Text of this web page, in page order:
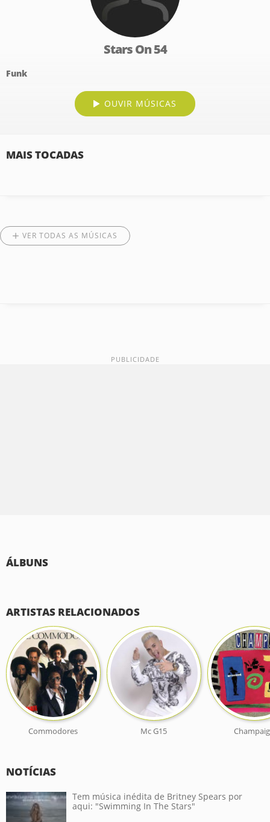
Stars On 54
Funk
OUVIR MÚSICAS
MAIS TOCADAS
VER TODAS AS MÚSICAS
ÁLBUNS
ARTISTAS RELACIONADOS
Commodores Mc G15
NOTÍCIAS
Tem música inédita de Britney Spears por
aqui: "Swimming In The Stars"